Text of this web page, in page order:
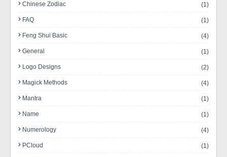
Chinese Zodiac (1)
FAQ (1)
Feng Shui Basic (4)
General (1)
Logo Designs (2)
Magick Methods (4)
Mantra (1)
Name (1)
Numerology (4)
PCloud (1)